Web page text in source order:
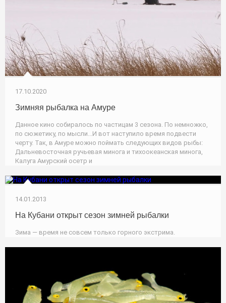
17.10.2020
Зимняя рыбалка на Амуре
Данное кино собиралось по частицам 3 сезона. По немножко,
по сюжетику, по мысли...И вот наступило время подвести
черту. Так, в Амуре можно поймать следующих видов рыбы:
Дальневосточная ручьевая минога и тихоокеанская минога,
Калуга Амурский осетр и
14.01.2013
На Кубани открыт сезон зимней рыбалки
Зима — время не совсем только горного экстрима.